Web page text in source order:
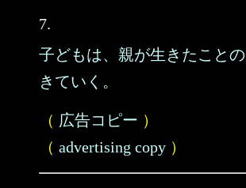
7.
子どもは、親が生きたこと
きていく。
（ 広告コピー ）
（ advertising copy ）